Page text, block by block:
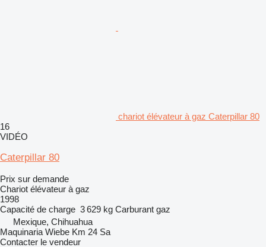
chariot élévateur à gaz Caterpillar 80
16
VIDÉO
Caterpillar 80
Prix sur demande
Chariot élévateur à gaz
1998
Capacité de charge 3 629 kg Carburant gaz
Mexique, Chihuahua
Maquinaria Wiebe Km 24 Sa
Contacter le vendeur